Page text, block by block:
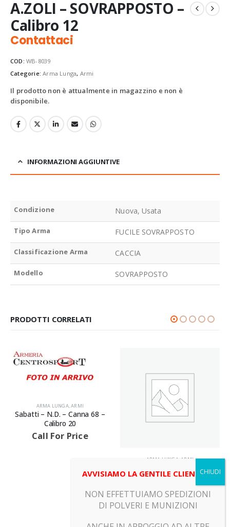
A.ZOLI – SOVRAPPOSTO –
Calibro 12
Contattaci
COD: WB-8039
Categorie:Arma Lunga, Armi
Il prodotto non è attualmente in magazzino e non è
disponibile.
INFORMAZIONI AGGIUNTIVE
Condizione Nuova, Usata
Tipo Arma FUCILE SOVRAPPOSTO
Classificazione Arma CACCIA
Modello SOVRAPPOSTO
PRODOTTI CORRELATI
ARMA LUNGA,ARMI
Sabatti – N.D. – Canna 68 –
Calibro 20
Call For Price
ARMA LUNGA ARMI
GEVARM – E1 – Canna 49 –
Calibro 22LR
Call For Price
AVVISIAMO LA GENTILE CLIENTELA
NON EFFETTUIAMO SPEDIZIONI
DI POLVERI E MUNIZIONI